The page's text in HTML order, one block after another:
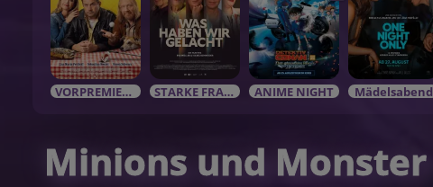
VORPREMIEREN / EVENTS STARKE FRAUEN in starken Rolle ANIME NIGHT Mädelsabend
Minions und Monster